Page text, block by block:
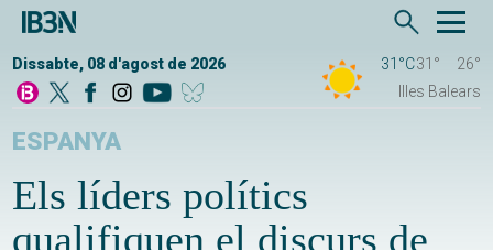
Dissabte, 08 d'agost de 2026 31°C31°
26°
Illes Balears
ESPANYA
Els líders polítics
qualifiquen el discurs de